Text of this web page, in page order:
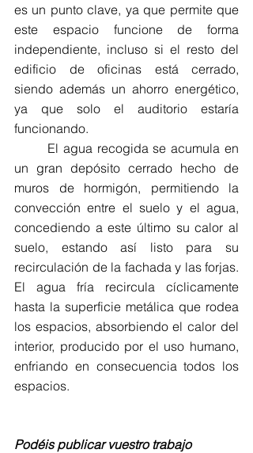
es un punto clave, ya que permite que
este espacio funcione de forma
independiente, incluso si el resto del
edificio de oficinas está cerrado,
siendo además un ahorro energético,
ya que solo el auditorio estaría
funcionando.
un gran depósito cerrado hecho de
muros de hormigón, permitiendo la
convección entre el suelo y el agua,
concediendo a este último su calor al
suelo, estando así listo para su
recirculación de la fachada y las forjas.
El agua fría recircula cíclicamente
hasta la superficie metálica que rodea
los espacios, absorbiendo el calor del
interior, producido por el uso humano,
enfriando en consecuencia todos los
espacios.
Podéis publicar vuestro trabajo